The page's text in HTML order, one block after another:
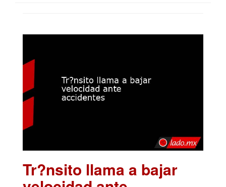
Tr?nsito llama a bajar